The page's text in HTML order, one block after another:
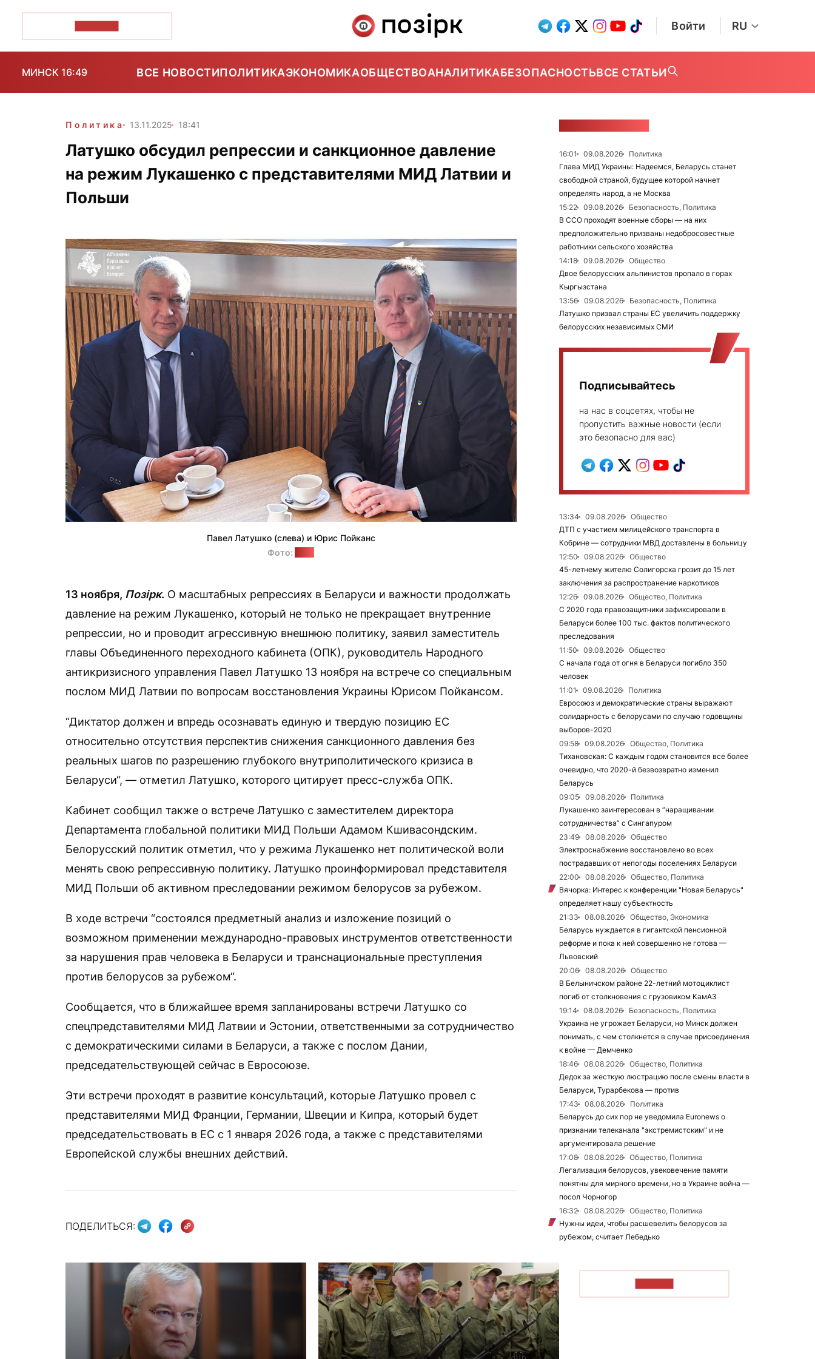
Войти RU
МИНСК 16:49 ВСЕ НОВОСТИПОЛИТИКАЭКОНОМИКАОБЩЕСТВОАНАЛИТИКАБЕЗОПАСНОСТЬВСЕ СТАТЬИ
Политика 13.11.2025 18:41
Латушко обсудил репрессии и санкционное давление
на режим Лукашенко с представителями МИД Латвии и
Польши
Павел Латушко (слева) и Юрис Пойканс
Фото:
13 ноября, Позірк. О масштабных репрессиях в Беларуси и важности продолжать
давление на режим Лукашенко, который не только не прекращает внутренние
репрессии, но и проводит агрессивную внешнюю политику, заявил заместитель
главы Объединенного переходного кабинета (ОПК), руководитель Народного
антикризисного управления Павел Латушко 13 ноября на встрече со специальным
послом МИД Латвии по вопросам восстановления Украины Юрисом Пойкансом.
“Диктатор должен и впредь осознавать единую и твердую позицию ЕС
относительно отсутствия перспектив снижения санкционного давления без
реальных шагов по разрешению глубокого внутриполитического кризиса в
Беларуси“, — отметил Латушко, которого цитирует пресс-служба ОПК.
Кабинет сообщил также о встрече Латушко с заместителем директора
Департамента глобальной политики МИД Польши Адамом Кшивасондским.
Белорусский политик отметил, что у режима Лукашенко нет политической воли
менять свою репрессивную политику. Латушко проинформировал представителя
МИД Польши об активном преследовании режимом белорусов за рубежом.
В ходе встречи “состоялся предметный анализ и изложение позиций о
возможном применении международно-правовых инструментов ответственности
за нарушения прав человека в Беларуси и транснациональные преступления
против белорусов за рубежом“.
Сообщается, что в ближайшее время запланированы встречи Латушко со
спецпредставителями МИД Латвии и Эстонии, ответственными за сотрудничество
с демократическими силами в Беларуси, а также с послом Дании,
председательствующей сейчас в Евросоюзе.
Эти встречи проходят в развитие консультаций, которые Латушко провел с
представителями МИД Франции, Германии, Швеции и Кипра, который будет
председательствовать в ЕС с 1 января 2026 года, а также с представителями
Европейской службы внешних действий.
ПОДЕЛИТЬСЯ:
16:01 09.08.2026
Политика
Глава МИД Украины: Надеемся, Беларусь станет
свободной страной, будущее которой начнет
определять народ, а не Москва
15:22
09.08.2026
Безопасность, Политика
В ССО проходят военные сборы — на них
предположительно призваны недобросовестные
работники сельского хозяйства
14:18
09.08.2026
Общество
Двое белорусских альпинистов пропало в горах
Кыргызстана
13:56
09.08.2026
Безопасность, Политика
Латушко призвал страны ЕС увеличить поддержку
белорусских независимых СМИ
Подписывайтесь
на нас в соцсетях, чтобы не
пропустить важные новости (если
это безопасно для вас)
13:34 09.08.2026
Общество
ДТП с участием милицейского транспорта в
Кобрине — сотрудники МВД доставлены в больницу
12:50
09.08.2026
Общество
45-летнему жителю Солигорска грозит до 15 лет
заключения за распространение наркотиков
12:26
09.08.2026
Общество, Политика
С 2020 года правозащитники зафиксировали в
Беларуси более 100 тыс. фактов политического
преследования
11:50
09.08.2026
Общество
С начала года от огня в Беларуси погибло 350
человек
11:01
09.08.2026
Политика
Евросоюз и демократические страны выражают
солидарность с белорусами по случаю годовщины
выборов-2020
09:58
09.08.2026
Общество, Политика
Тихановская: С каждым годом становится все более
очевидно, что 2020-й безвозвратно изменил
Беларусь
09:05
09.08.2026
Политика
Лукашенко заинтересован в “наращивании
сотрудничества” с Сингапуром
23:49
08.08.2026
Общество
Электроснабжение восстановлено во всех
пострадавших от непогоды поселениях Беларуси
22:00
08.08.2026
Общество, Политика
Вячорка: Интерес к конференции "Новая Беларусь"
определяет нашу субъектность
21:33
08.08.2026
Общество, Экономика
Беларусь нуждается в гигантской пенсионной
реформе и пока к ней совершенно не готова —
Львовский
20:06
08.08.2026
Общество
В Белыничском районе 22-летний мотоциклист
погиб от столкновения с грузовиком КамАЗ
19:14
08.08.2026
Безопасность, Политика
Украина не угрожает Беларуси, но Минск должен
понимать, с чем столкнется в случае присоединения
к войне — Демченко
18:46
08.08.2026
Общество, Политика
Дедок за жесткую люстрацию после смены власти в
Беларуси, Турарбекова — против
17:43
08.08.2026
Политика
Беларусь до сих пор не уведомила Euronews о
признании телеканала "экстремистским" и не
аргументировала решение
17:08
08.08.2026
Общество, Политика
Легализация белорусов, увековечение памяти
понятны для мирного времени, но в Украине война —
посол Чорногор
16:32
08.08.2026
Общество, Политика
Нужны идеи, чтобы расшевелить белорусов за
рубежом, считает Лебедько